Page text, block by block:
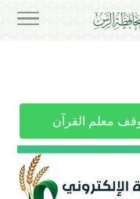
معلم القرآن